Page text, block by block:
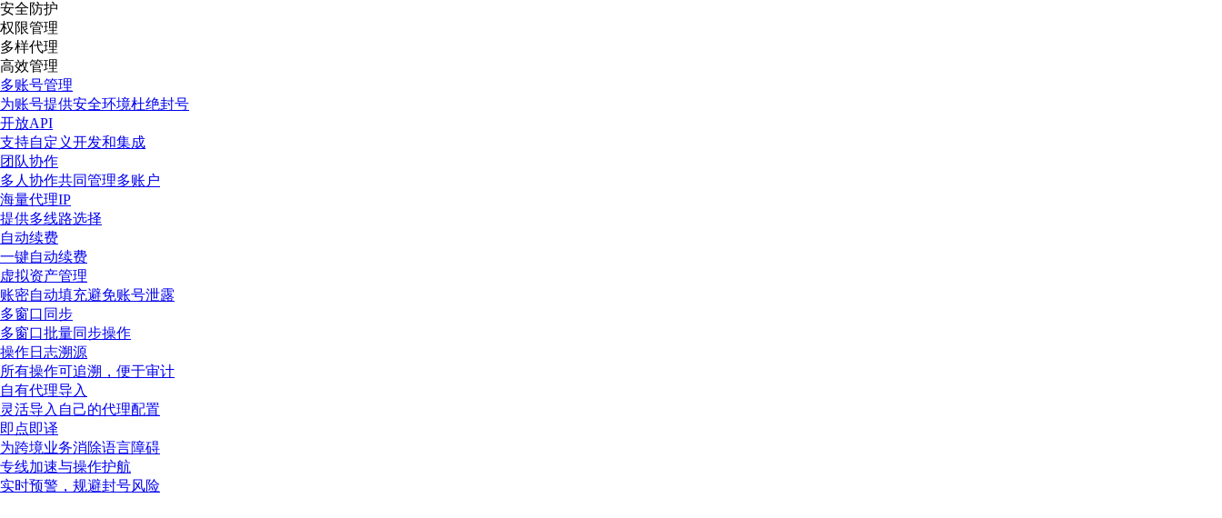
安全防护
权限管理
多样代理
高效管理
多账号管理
为账号提供安全环境杜绝封号
开放API
支持自定义开发和集成
团队协作
多人协作共同管理多账户
海量代理IP
提供多线路选择
自动续费
一键自动续费
虚拟资产管理
账密自动填充避免账号泄露
多窗口同步
多窗口批量同步操作
操作日志溯源
所有操作可追溯，便于审计
自有代理导入
灵活导入自己的代理配置
即点即译
为跨境业务消除语言障碍
专线加速与操作护航
实时预警，规避封号风险